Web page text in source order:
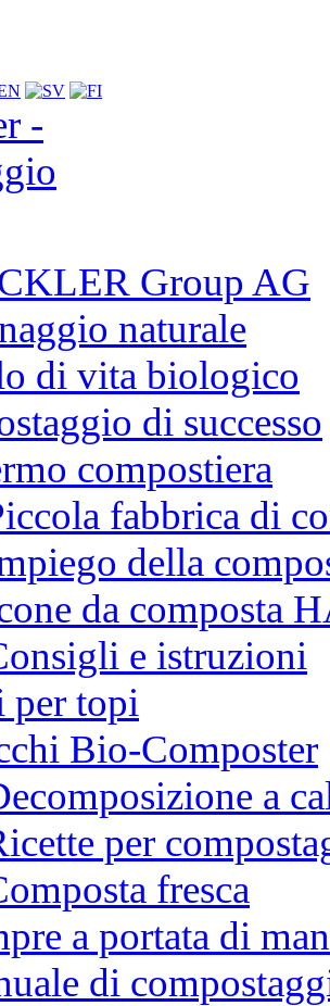
Group AG
naturale
di vita biologico
di successo
compostiera
fabbrica di
della
da composta
e istruzioni
per topi
Bio-Composter
a
per
fresca
a portata di
di